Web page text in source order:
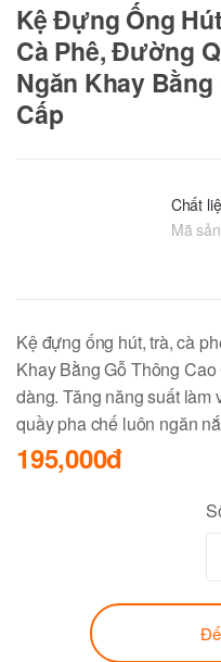
Kệ Đựng Ống
Cà Phê, Đường
Ngăn Khay
Cấp
Chất
Mã
Kệ đựng ống hút, trà, cà
Khay Bằng Gỗ Thông
dàng. Tăng năng suất làm
quầy pha chế luôn ngăn
195,000đ